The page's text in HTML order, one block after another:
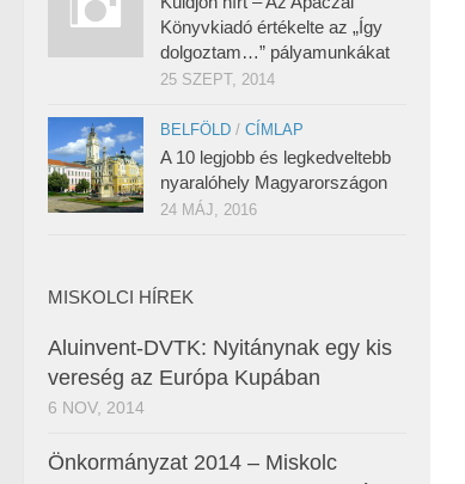
Könyvkiadó értékelte az „Így
dolgoztam…” pályamunkákat
25 SZEPT, 2014
BELFÖLD / CÍMLAP
A 10 legjobb és legkedveltebb
nyaralóhely Magyarországon
24 MÁJ, 2016
MISKOLCI HÍREK
Aluinvent-DVTK: Nyitánynak egy kis
vereség az Európa Kupában
6 NOV, 2014
Önkormányzat 2014 – Miskolc